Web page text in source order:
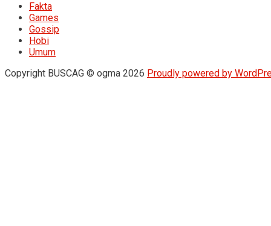
Fakta
Games
Gossip
Hobi
Umum
Copyright BUSCAG © ogma 2026 Proudly powered by